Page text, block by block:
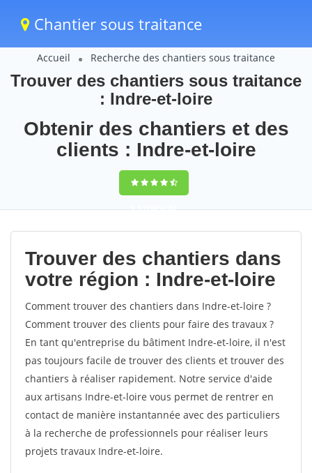
Chantier sous traitance
Accueil Recherche des chantiers sous traitance
Trouver des chantiers sous traitance
: Indre-et-loire
Obtenir des chantiers et des
clients : Indre-et-loire
9,5(100%)88
votes
Trouver des chantiers dans
votre région : Indre-et-loire
Comment trouver des chantiers dans Indre-et-loire ?
Comment trouver des clients pour faire des travaux ?
En tant qu'entreprise du bâtiment Indre-et-loire, il n'est
pas toujours facile de trouver des clients et trouver des
chantiers à réaliser rapidement. Notre service d'aide
aux artisans Indre-et-loire vous permet de rentrer en
contact de manière instantannée avec des particuliers
à la recherche de professionnels pour réaliser leurs
projets travaux Indre-et-loire.